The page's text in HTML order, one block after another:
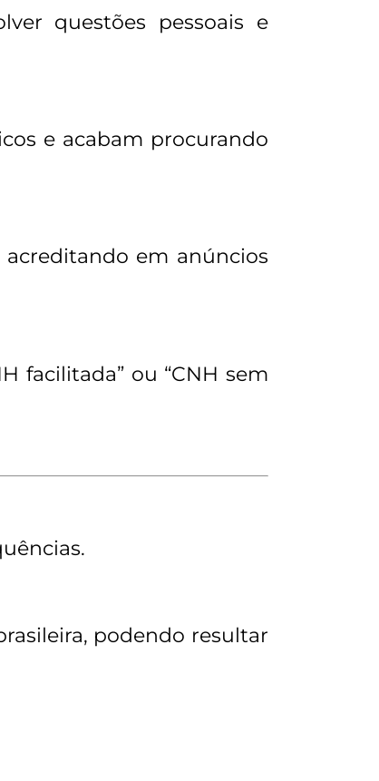
questões pessoais e
e acabam procurando
em anúncios
facilitada” ou “CNH sem
podendo resultar